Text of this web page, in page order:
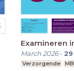
Examineren
March 2026- 29
Verzorgende